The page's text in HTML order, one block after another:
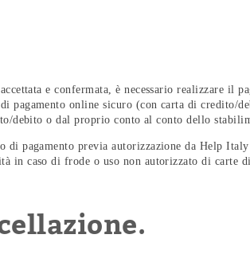
e confermata, è necessario realizzare il
pagamento online sicuro (con carta di credito/
debito o dal proprio conto al conto dello
di pagamento previa autorizzazione da Help
in caso di frode o uso non autorizzato di carte